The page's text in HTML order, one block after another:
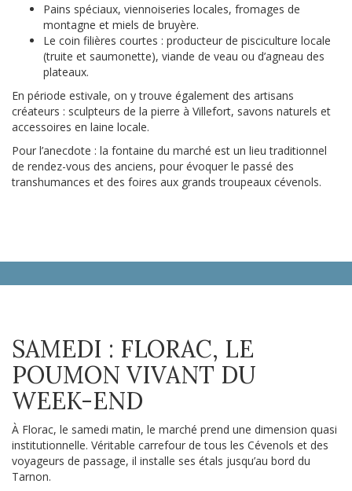
Pains spéciaux, viennoiseries locales, fromages de
montagne et miels de bruyère.
Le coin filières courtes : producteur de pisciculture locale
(truite et saumonette), viande de veau ou d’agneau des
plateaux.
En période estivale, on y trouve également des artisans
créateurs : sculpteurs de la pierre à Villefort, savons naturels et
accessoires en laine locale.
Pour l’anecdote : la fontaine du marché est un lieu traditionnel
de rendez-vous des anciens, pour évoquer le passé des
transhumances et des foires aux grands troupeaux cévenols.
SAMEDI : FLORAC, LE
POUMON VIVANT DU
WEEK-END
À Florac, le samedi matin, le marché prend une dimension quasi
institutionnelle. Véritable carrefour de tous les Cévenols et des
voyageurs de passage, il installe ses étals jusqu’au bord du
Tarnon.